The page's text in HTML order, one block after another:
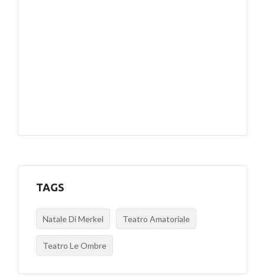
TAGS
Natale Di Merkel Teatro Amatoriale
Teatro Le Ombre